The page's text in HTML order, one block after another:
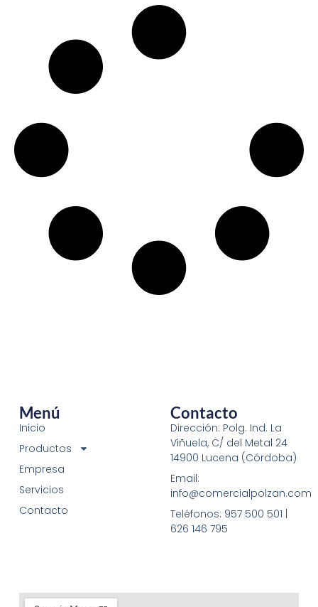
Menú
Inicio
Productos
Empresa
Servicios
Contacto
Contacto
Dirección: Polg. Ind. La
Viñuela, C/ del Metal 24
14900 Lucena (Córdoba)
Email:
info@comercialpolzan.com
Teléfonos: 957 500 501 |
626 146 795